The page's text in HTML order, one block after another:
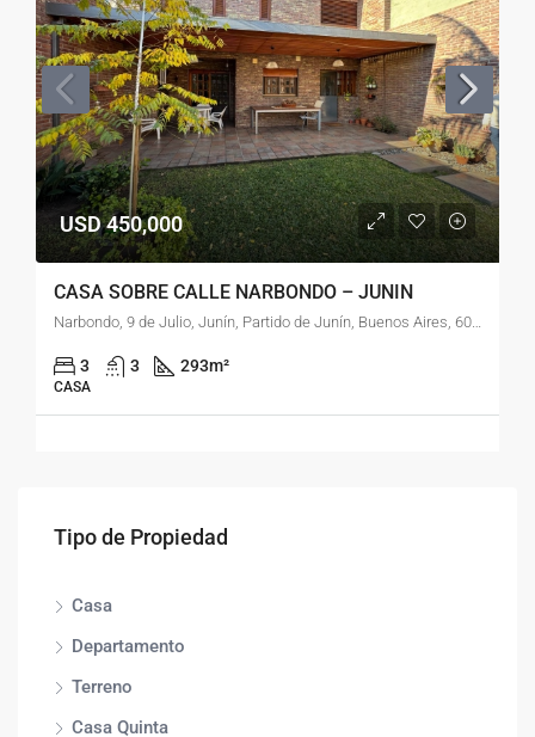
USD 450,000
CASA SOBRE CALLE NARBONDO – JUNIN
Narbondo, 9 de Julio, Junín, Partido de Junín, Buenos Aires, 6000, Argentina
3 3 293m²
CASA
Tipo de Propiedad
Casa
Departamento
Terreno
Casa Quinta